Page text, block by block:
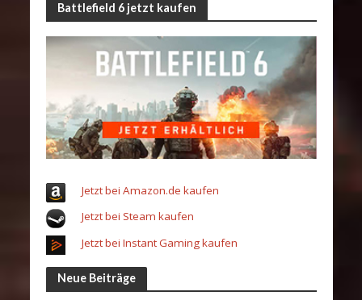
Battlefield 6 jetzt kaufen
Jetzt bei Amazon.de kaufen
Jetzt bei Steam kaufen
Jetzt bei Instant Gaming kaufen
Neue Beiträge